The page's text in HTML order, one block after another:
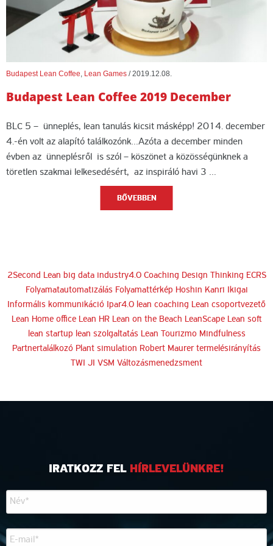
Budapest Lean Coffee, Lean Games /2019.12.08.
Budapest Lean Coffee 2019 December
BLC 5 – ünneplés, lean tanulás kicsit másképp! 2014. december
4.-én volt az alapító találkozónk…Azóta a december minden
évben az ünneplésről is szól – köszönet a közösségünknek a
töretlen szakmai lelkesedésért, az inspiráló havi 3 …
BŐVEBBEN
2Second Lean big data industry4.0 Coaching Design Thinking ECRS
Folyamatautomatizálás Folyamattérkép Hoshin Kanri Ikigai
Informális kommunikáció Ipar4.0 lean coaching Lean csoportvezető
Lean Home office Lean HR Lean on the Beach LeanScape Lean soft
lean startup lean szolgaltatás Lean Tourizmo Mindfulness
Partnertalálkozó Plant simulation Robert Maurer termelésirányítás
TWI JI VSM Változásmenedzsment
IRATKOZZ FEL HÍRLEVELÜNKRE!